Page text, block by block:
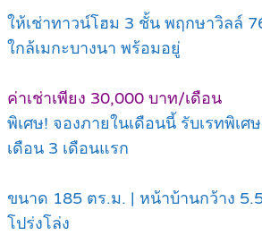
ให้เช่าทาวน์โฮม 3 ชั้น พฤกษาวิลล์
ใกล้เมกะบางนา พร้อมอยู่
ค่าเช่าเพียง 30,000 บาท/เดือน
พิเศษ! จองภายในเดือนนี้ รับเรทพิเศ
เดือน 3 เดือนแรก
ขนาด 185 ตร.ม. | หน้าบ้านกว้าง
โปร่งโล่ง